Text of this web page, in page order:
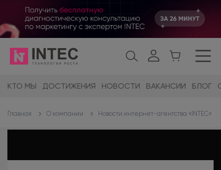
КТО МЫ ДОСТИЖЕНИЯ НОВОСТИ ВАКАНСИИ БЛОГ
Главная О компании Новости интернет-агентства «INTEC»